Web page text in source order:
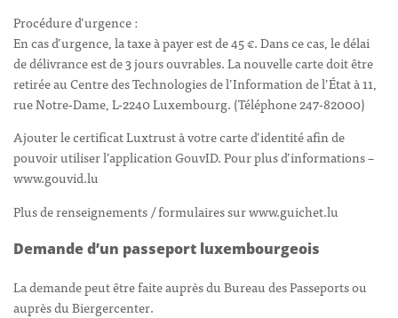
Procédure d’urgence :
En cas d’urgence, la taxe à payer est de 45 €. Dans ce cas, le délai
de délivrance est de 3 jours ouvrables. La nouvelle carte doit être
retirée au Centre des Technologies de l’Information de l’État à 11,
rue Notre-Dame, L-2240 Luxembourg. (Téléphone 247-82000)
Ajouter le certificat Luxtrust à votre carte d’identité afin de
pouvoir utiliser l’application GouvID. Pour plus d’informations –
www.gouvid.lu
Plus de renseignements / formulaires sur www.guichet.lu
Demande d’un passeport luxembourgeois
La demande peut être faite auprès du Bureau des Passeports ou
auprès du Biergercenter.